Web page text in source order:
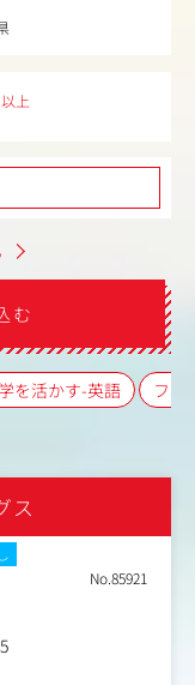
上
む
を活かす-英語 フレ
ス
No.85921